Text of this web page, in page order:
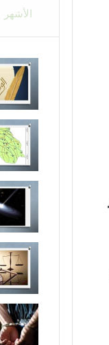
الأشهر